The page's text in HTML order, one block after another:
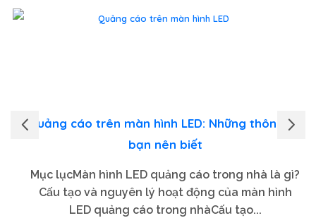
Quảng cáo trên màn hình LED: Những thông tin
bạn nên biết
Mục lụcMàn hình LED quảng cáo trong nhà là gì?
Cấu tạo và nguyên lý hoạt động của màn hình
LED quảng cáo trong nhàCấu tạo...